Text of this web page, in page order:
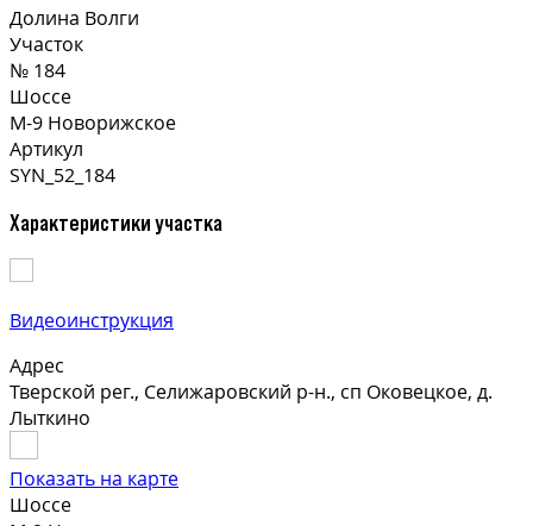
Долина Волги
Участок
№ 184
Шоссе
М-9 Новорижское
Артикул
SYN_52_184
Характеристики участка
Видеоинструкция
Адрес
Тверской рег., Селижаровский р-н., сп Оковецкое, д.
Лыткино
Показать на карте
Шоссе